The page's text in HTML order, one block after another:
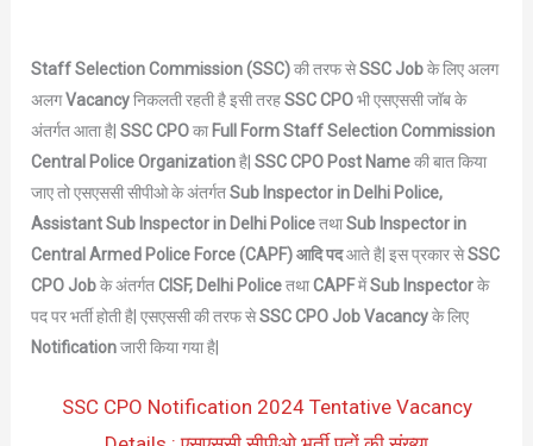
Staff Selection Commission (SSC)की तरफ सेSSC Jobके लिए अलग
अलगVacancyनिकलती रहती है इसी तरहSSC CPOभी एसएससी जॉब के
अंतर्गत आता है|SSC CPOका Full FormStaff Selection Commission
Central Police Organizationहै|SSC CPO Post Nameकी बात किया
जाए तो एसएससी सीपीओ के अंतर्गतSub Inspector in Delhi Police,
Assistant Sub Inspector in Delhi PoliceतथाSub Inspector in
Central Armed Police Force (CAPF) आदि पदआते है| इस प्रकार सेSSC
CPO Jobके अंतर्गतCISF, Delhi PoliceतथाCAPFमेंSub Inspectorके
पद पर भर्ती होती है| एसएससी की तरफ सेSSC CPO Job Vacancyके लिए
Notificationजारी किया गया है|
SSC CPO Notification 2024 Tentative Vacancy